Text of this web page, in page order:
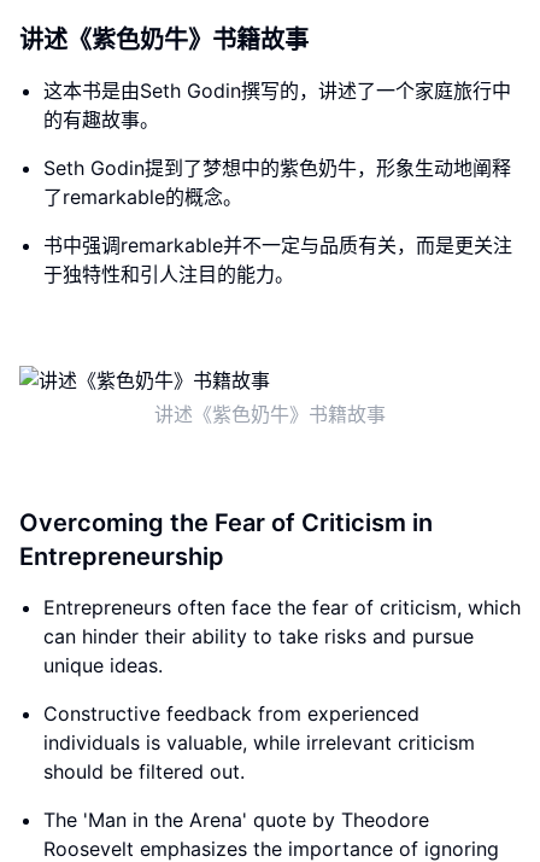
讲述《紫色奶牛》书籍故事
这本书是由Seth Godin撰写的，讲述了一个家庭旅行中
的有趣故事。
Seth Godin提到了梦想中的紫色奶牛，形象生动地阐释
了remarkable的概念。
书中强调remarkable并不一定与品质有关，而是更关注
于独特性和引人注目的能力。
讲述《紫色奶牛》书籍故事
Overcoming the Fear of Criticism in
Entrepreneurship
Entrepreneurs often face the fear of criticism, which
can hinder their ability to take risks and pursue
unique ideas.
Constructive feedback from experienced
individuals is valuable, while irrelevant criticism
should be filtered out.
The 'Man in the Arena' quote by Theodore
Roosevelt emphasizes the importance of ignoring